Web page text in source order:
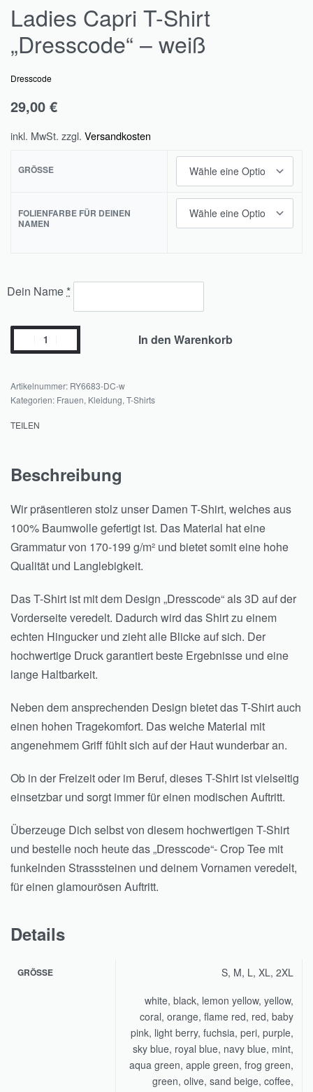
Ladies Capri T-Shirt
„Dresscode“ – weiß
Dresscode
29,00 €
inkl. MwSt. zzgl. Versandkosten
GRÖSSE
FOLIENFARBE FÜR DEINEN
NAMEN
Dein Name *
In den Warenkorb
RY6683-DC-w
Kategorien: Frauen, Kleidung, T-Shirts
TEILEN
Beschreibung
Wir präsentieren stolz unser Damen T-Shirt, welches aus
100% Baumwolle gefertigt ist. Das Material hat eine
Grammatur von 170-199 g/m² und bietet somit eine hohe
Qualität und Langlebigkeit.
Das T-Shirt ist mit dem Design „Dresscode“ als 3D auf der
Vorderseite veredelt. Dadurch wird das Shirt zu einem
echten Hingucker und zieht alle Blicke auf sich. Der
hochwertige Druck garantiert beste Ergebnisse und eine
lange Haltbarkeit.
Neben dem ansprechenden Design bietet das T-Shirt auch
einen hohen Tragekomfort. Das weiche Material mit
angenehmem Griff fühlt sich auf der Haut wunderbar an.
Ob in der Freizeit oder im Beruf, dieses T-Shirt ist vielseitig
einsetzbar und sorgt immer für einen modischen Auftritt.
Überzeuge Dich selbst von diesem hochwertigen T-Shirt
und bestelle noch heute das „Dresscode“- Crop Tee mit
funkelnden Strasssteinen und deinem Vornamen veredelt,
für einen glamourösen Auftritt.
Details
GRÖSSE
S, M, L, XL, 2XL
white, black, lemon yellow, yellow,
coral, orange, flame red, red, baby
pink, light berry, fuchsia, peri, purple,
sky blue, royal blue, navy blue, mint,
aqua green, apple green, frog green,
green, olive, sand beige, coffee,